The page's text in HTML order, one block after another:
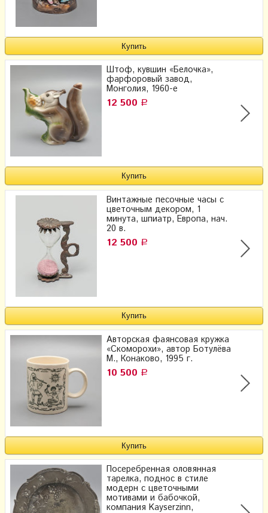
Штоф, кувшин «Белочка»,
фарфоровый завод,
Монголия, 1960-е
12 500 Р
Винтажные песочные часы с
цветочным декором, 1
минута, шпиатр, Европа, нач.
20 в.
12 500 Р
Авторская фаянсовая кружка
«Скоморохи», автор Ботулёва
М., Конаково, 1995 г.
10 500 Р
Посеребренная оловянная
тарелка, поднос в стиле
модерн с цветочными
мотивами и бабочкой,
компания Kayserzinn,